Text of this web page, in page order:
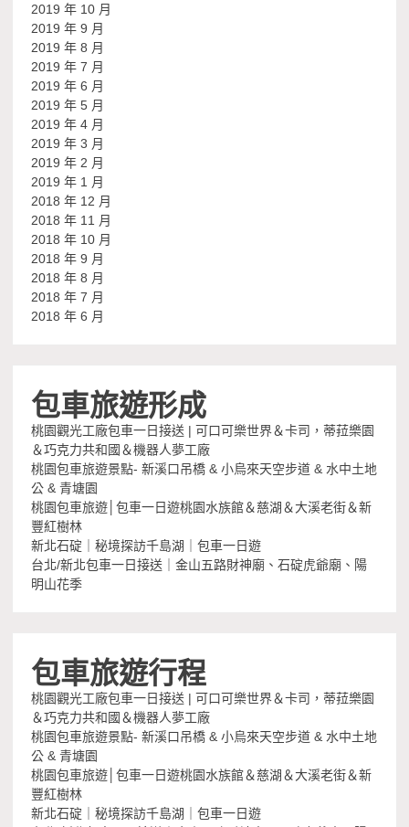
2019 年 10 月
2019 年 9 月
2019 年 8 月
2019 年 7 月
2019 年 6 月
2019 年 5 月
2019 年 4 月
2019 年 3 月
2019 年 2 月
2019 年 1 月
2018 年 12 月
2018 年 11 月
2018 年 10 月
2018 年 9 月
2018 年 8 月
2018 年 7 月
2018 年 6 月
包車旅遊形成
桃園觀光工廠包車一日接送 | 可口可樂世界＆卡司，蒂菈樂園
＆巧克力共和國＆機器人夢工廠
桃園包車旅遊景點- 新溪口吊橋 & 小烏來天空步道 & 水中土地
公 & 青塘園
桃園包車旅遊│包車一日遊桃園水族館＆慈湖＆大溪老街＆新
豐紅樹林
新北石碇｜秘境探訪千島湖｜包車一日遊
台北/新北包車一日接送｜金山五路財神廟、石碇虎爺廟、陽
明山花季
包車旅遊行程
桃園觀光工廠包車一日接送 | 可口可樂世界＆卡司，蒂菈樂園
＆巧克力共和國＆機器人夢工廠
桃園包車旅遊景點- 新溪口吊橋 & 小烏來天空步道 & 水中土地
公 & 青塘園
桃園包車旅遊│包車一日遊桃園水族館＆慈湖＆大溪老街＆新
豐紅樹林
新北石碇｜秘境探訪千島湖｜包車一日遊